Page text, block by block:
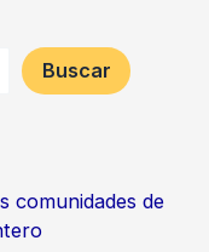
Buscar
comunidades de